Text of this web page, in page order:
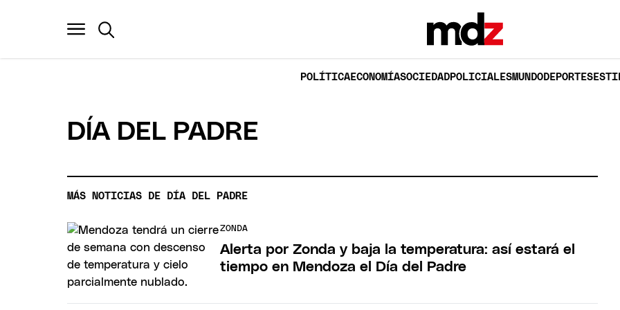
POLÍTICAECONOMÍASOCIEDADPOLICIALESMUNDODEPORTES
DÍA DEL PADRE
MÁS NOTICIAS DE DÍA DEL PADRE
ZONDA
Alerta por Zonda y baja la temperatura: así estará el
tiempo en Mendoza el Día del Padre